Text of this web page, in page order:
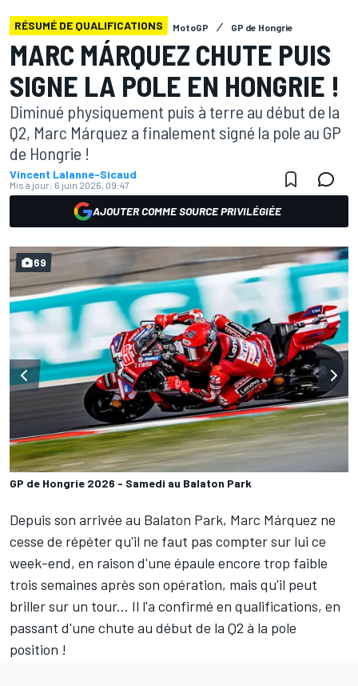
RÉSUMÉ DE QUALIFICATIONS MotoGP GP de Hongrie
MARC MÁRQUEZ CHUTE PUIS
SIGNE LA POLE EN HONGRIE !
Diminué physiquement puis à terre au début de la
Q2, Marc Márquez a finalement signé la pole au GP
de Hongrie !
Vincent Lalanne-Sicaud
Mis à jour: 6 juin 2026, 09:47
AJOUTER COMME SOURCE PRIVILÉGIÉE
GP de Hongrie 2026 - Samedi au Balaton Park
69
Depuis son arrivée au Balaton Park, Marc Márquez ne
cesse de répéter qu'il ne faut pas compter sur lui ce
week-end, en raison d'une épaule encore trop faible
trois semaines après son opération, mais qu'il peut
briller sur un tour... Il l'a confirmé en qualifications, en
passant d'une chute au début de la Q2 à la pole
position !